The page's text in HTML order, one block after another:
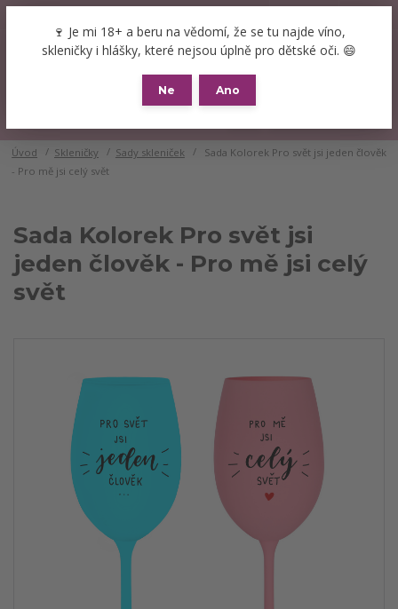
🍷 Je mi 18+ a beru na vědomí, že se tu najde víno,
skleničky i hlášky, které nejsou úplně pro dětské oči. 😄
Ne
Ano
0 Kč
Úvod Skleničky Sady skleniček
Sada Kolorek Pro svět jsi jeden člověk
- Pro mě jsi celý svět
Sada Kolorek Pro svět jsi
jeden člověk - Pro mě jsi celý
svět